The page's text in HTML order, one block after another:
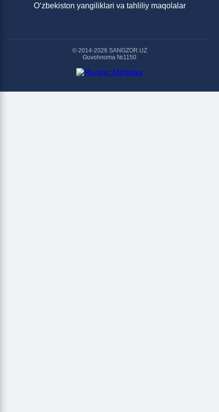
O‘zbekiston yangiliklari va tahliliy maqolalar
© 2014-2026 SANGZOR.UZ
Guvohnoma №1150